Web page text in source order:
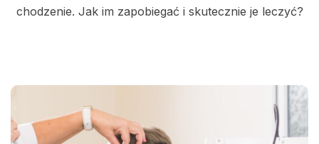
chodzenie. Jak im zapobiegać i skutecznie je leczyć?